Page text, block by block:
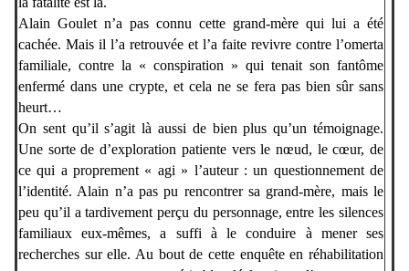
Alain Goulet n’a pas connu cette grand-mère qui lui a été
cachée. Mais il l’a retrouvée et l’a faite revivre contre l’omerta
familiale, contre la « conspiration » qui tenait son fantôme
enfermé dans une crypte, et cela ne se fera pas bien sûr sans
heurt…
On sent qu’il s’agit là aussi de bien plus qu’un témoignage.
Une sorte de d’exploration patiente vers le nœud, le cœur, de
ce qui a proprement « agi » l’auteur : un questionnement de
l’identité. Alain n’a pas pu rencontrer sa grand-mère, mais le
peu qu’il a tardivement perçu du personnage, entre les silences
familiaux eux-mêmes, a suffi à le conduire à mener ses
recherches sur elle. Au bout de cette enquête en réhabilitation